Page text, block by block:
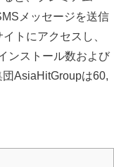
メッセージを送信
トにアクセスし、
ンストール数および
AsiaHitGroupは60,